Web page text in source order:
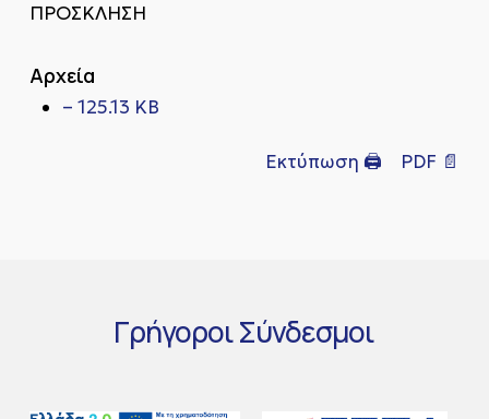
ΠΡΟΣΚΛΗΣΗ
Αρχεία
– 125.13 KB
Εκτύπωση 🖨 PDF 📄
ΓρήγοροιΣύνδεσμοι